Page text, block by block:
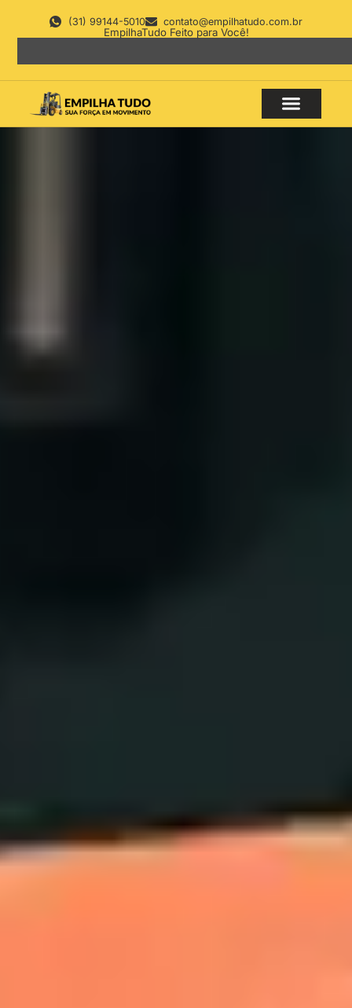
(31) 99144-5010 contato@empilhatudo.com.br
EmpilhaTudo Feito para Você!